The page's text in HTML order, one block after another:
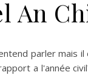
An
parler mais
a l'année